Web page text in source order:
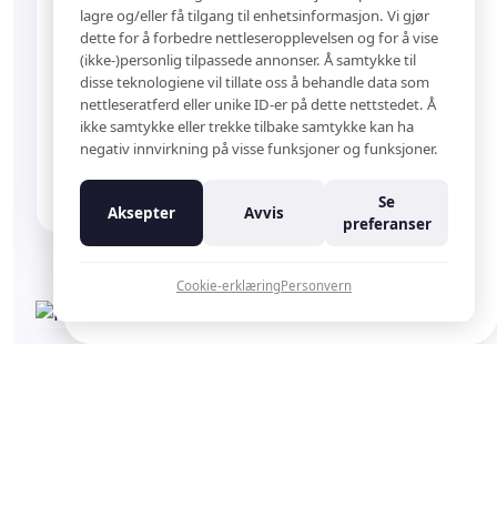
Beskytt
Mot fremtidig oppbygging av metaller
lagre og/eller få tilgang til enhetsinformasjon. Vi gjør
dette for å forbedre nettleseropplevelsen og for å vise
(ikke-)personlig tilpassede annonser. Å samtykke til
disse teknologiene vil tillate oss å behandle data som
nettleseratferd eller unike ID-er på dette nettstedet. Å
ikke samtykke eller trekke tilbake samtykke kan ha
negativ innvirkning på visse funksjoner og funksjoner.
Aksepter Avvis
Se
preferanser
Cookie-erklæringPersonvern
Meld deg på vårt nyhetsbrev og hold deg oppdatert!
Her får du innblikk i nyheter, kampanjer og
konkurranser.
E-post